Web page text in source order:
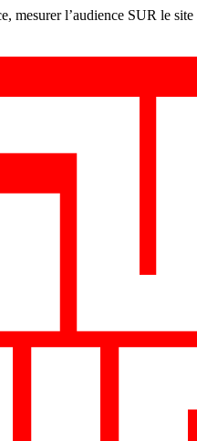
l’audience SUR le